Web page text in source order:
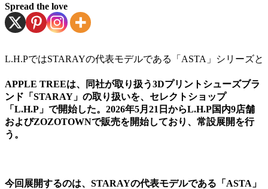
Spread the love
L.H.PではSTARAYの代表モデルである「ASTA」シリーズ
APPLE TREEは、同社が取り扱う3Dプリントシューズブラ
ンド「STARAY」の取り扱いを、セレクトショップ
「L.H.P」で開始した。2026年5月21日からL.H.P国内9店舗
およびZOZOTOWNで販売を開始しており、常設展開を行
う。
今回展開するのは、STARAYの代表モデルである「ASTA」